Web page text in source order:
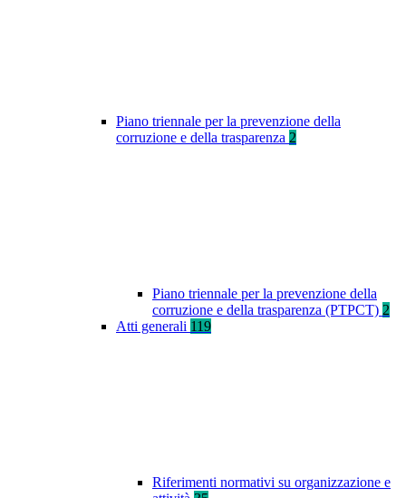
Piano triennale per la prevenzione della
corruzione e della trasparenza 2
Piano triennale per la prevenzione della
corruzione e della trasparenza (PTPCT) 2
Atti generali 119
Riferimenti normativi su organizzazione e